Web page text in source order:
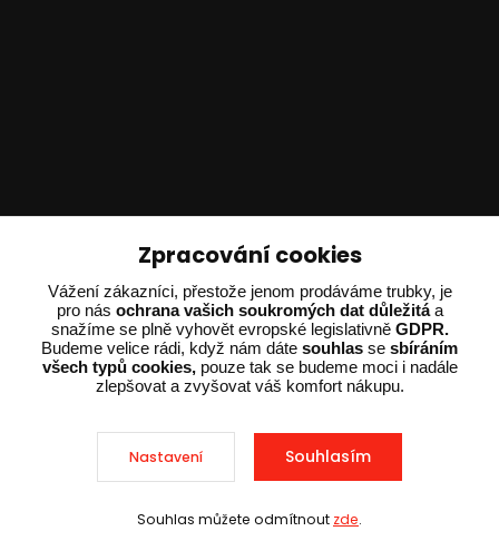
Sleva při nákupu nad 10 000 Kč
Ing. Adam Dvořák
+420 602 234 254
(Po-Pá 8:00 - 15:00)
potrebujiporadit@dvorak-karlik.cz
2025 © Dvorak-Karlik.cz – Všechna práva vyhrazena. Design od
Zpracování cookies
Vážení zákazníci, přestože jenom prodáváme trubky, je
pro nás ochrana vašich soukromých dat důležitáa
snažíme se plně vyhovět evropské legislativně GDPR.
Budeme velice rádi, když nám dáte souhlas se sbíráním
všech typů cookies,pouze tak se budeme moci i nadále
zlepšovat a zvyšovat váš komfort nákupu.
Nastavení Souhlasím
Souhlas můžete odmítnout zde.